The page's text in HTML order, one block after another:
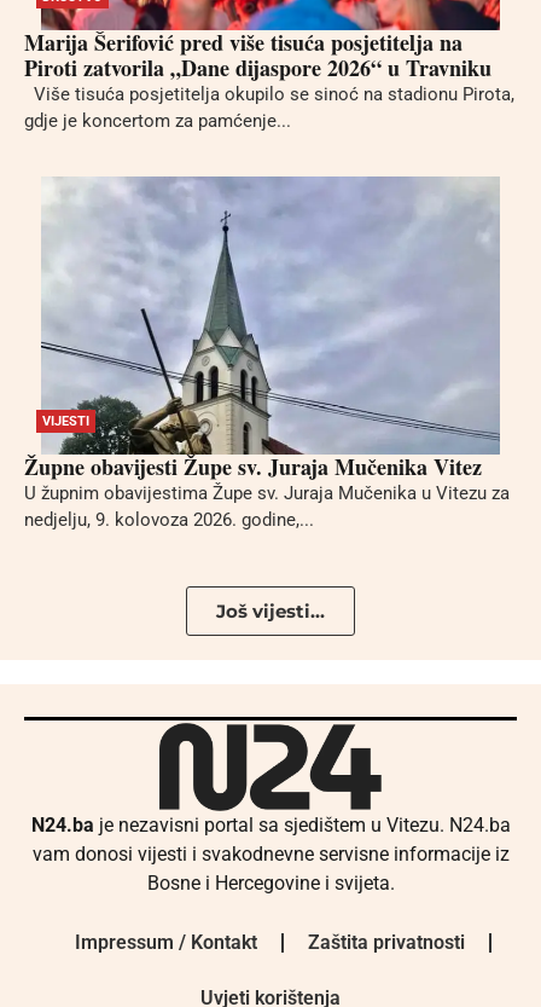
Marija Šerifović pred više tisuća posjetitelja na
Piroti zatvorila „Dane dijaspore 2026“ u Travniku
Više tisuća posjetitelja okupilo se sinoć na stadionu Pirota,
gdje je koncertom za pamćenje...
VIJESTI
Župne obavijesti Župe sv. Juraja Mučenika Vitez
U župnim obavijestima Župe sv. Juraja Mučenika u Vitezu za
nedjelju, 9. kolovoza 2026. godine,...
Još vijesti...
N24.ba je nezavisni portal sa sjedištem u Vitezu. N24.ba
vam donosi vijesti i svakodnevne servisne informacije iz
Bosne i Hercegovine i svijeta.
Impressum / Kontakt Zaštita privatnosti
Uvjeti korištenja